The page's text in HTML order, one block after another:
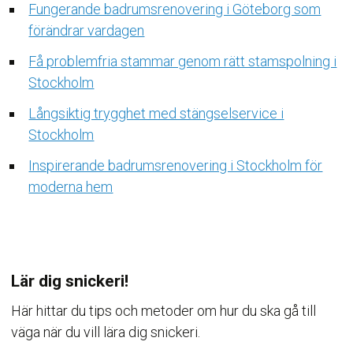
Fungerande badrumsrenovering i Göteborg som
förändrar vardagen
Få problemfria stammar genom rätt stamspolning i
Stockholm
Långsiktig trygghet med stängselservice i
Stockholm
Inspirerande badrumsrenovering i Stockholm för
moderna hem
Lär dig snickeri!
Här hittar du tips och metoder om hur du ska gå till
väga när du vill lära dig snickeri.